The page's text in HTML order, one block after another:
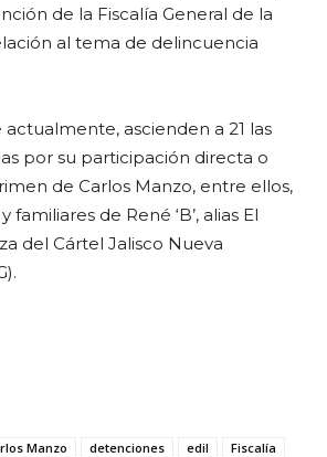
de la Fiscalía General de la
al tema de delincuencia
ascienden a 21 las
por su participación directa o
de Carlos Manzo, entre ellos,
familiares de René ‘B’, alias El
del Cártel Jalisco Nueva
Manzo detenciones edil
Fiscalía